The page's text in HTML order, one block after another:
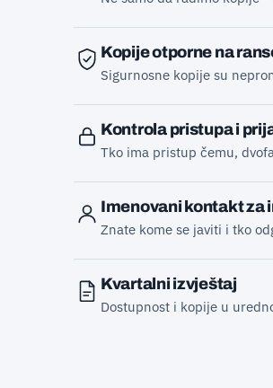
Kopije otporne na
Sigurnosne kopije su
Kontrola pristupa i
Tko ima pristup čemu,
Imenovani kontakt za
Znate kome se javiti i tko
Kvartalni izvještaj
Dostupnost i kopije u